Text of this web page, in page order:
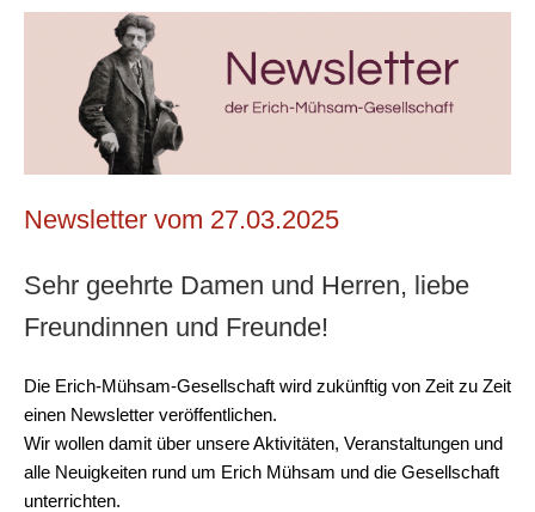
Newsletter vom 27.03.2025
Sehr geehrte Damen und Herren, liebe
Freundinnen und Freunde!
Die Erich-Mühsam-Gesellschaft wird zukünftig von Zeit zu Zeit
einen Newsletter veröffentlichen.
Wir wollen damit über unsere Aktivitäten, Veranstaltungen und
alle Neuigkeiten rund um Erich Mühsam und die Gesellschaft
unterrichten.